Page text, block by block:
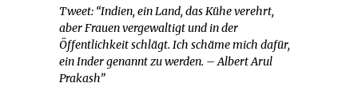
Tweet: “Indien, ein Land, das Kühe verehrt,
aber Frauen vergewaltigt und in der
Öffentlichkeit schlägt. Ich schäme mich dafür,
ein Inder genannt zu werden. – Albert Arul
Prakash”